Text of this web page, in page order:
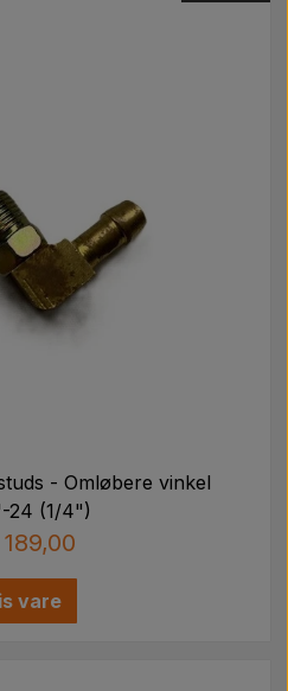
- Omløbere vinkel
24 (1/4")
vare